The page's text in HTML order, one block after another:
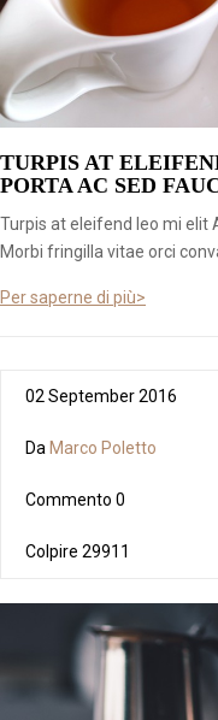
TURPIS AT
PORTA AC SED
Turpis at eleifend leo mi elit
Morbi fringilla vitae orci
Per saperne di più>
02 September 2016
Da Marco Poletto
Commento 0
Colpire 29911